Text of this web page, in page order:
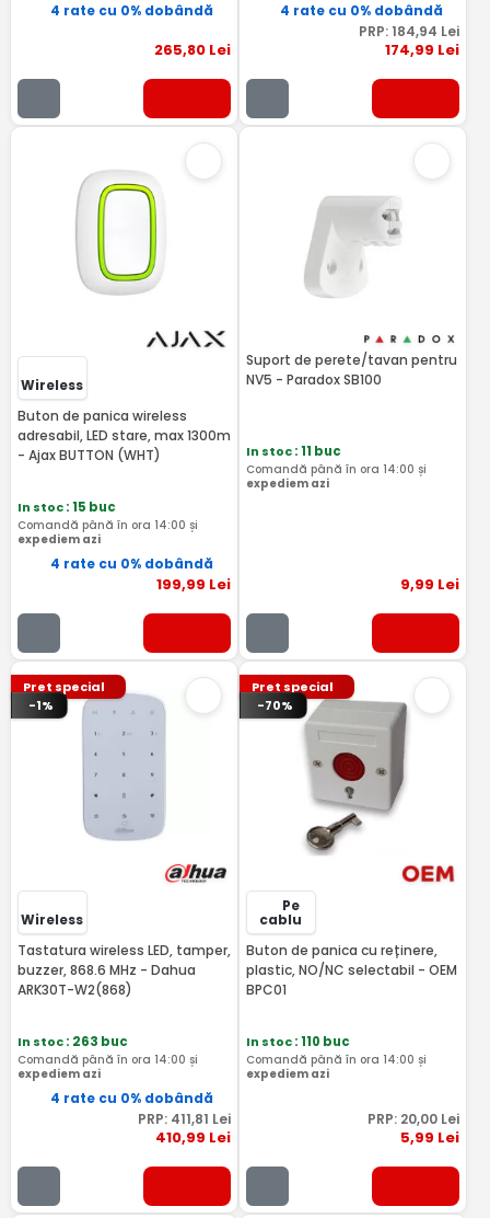
4 rate cu 0% dobândă
265,80Lei
4 rate cu 0% dobândă
PRP: 184,94 Lei
174,99 Lei
Wireless
Buton de panica wireless
adresabil, LED stare, max 1300m
- Ajax BUTTON (WHT)
In stoc: 15 buc
Comandă până în ora 14:00 și
expediem azi
4 rate cu 0% dobândă
199,99 Lei
Suport de perete/tavan pentru
NV5 - Paradox SB100
In stoc: 11 buc
Comandă până în ora 14:00 și
expediem azi
9,99 Lei
Pret special
-1%
Wireless
Tastatura wireless LED, tamper,
buzzer, 868.6 MHz - Dahua
ARK30T-W2(868)
In stoc: 263 buc
Comandă până în ora 14:00 și
expediem azi
4 rate cu 0% dobândă
PRP: 411,81 Lei
410,99 Lei
Pret special
-70%
Pe
cablu
Buton de panica cu reținere,
plastic, NO/NC selectabil - OEM
BPC01
In stoc: 110 buc
Comandă până în ora 14:00 și
expediem azi
PRP: 20,00 Lei
5,99 Lei